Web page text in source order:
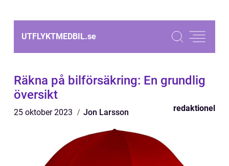
UTFLYKTMEDBIL.se
Räkna på bilförsäkring: En grundlig
översikt
25 oktober 2023 Jon Larsson redaktionel